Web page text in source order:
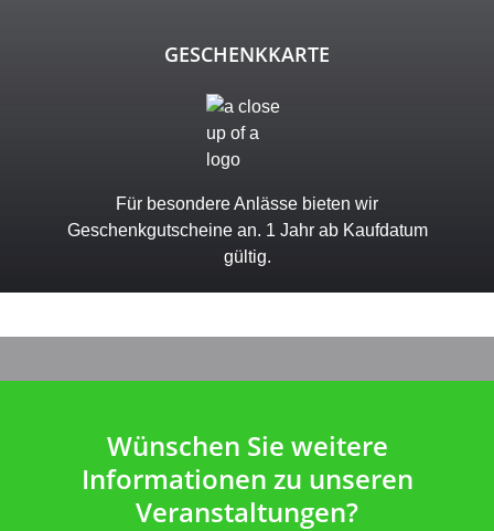
GESCHENKKARTE
Für besondere Anlässe bieten wir
Geschenkgutscheine an. 1 Jahr ab Kaufdatum
gültig.
Wünschen Sie weitere
Informationen zu unseren
Veranstaltungen?